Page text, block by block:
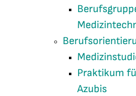
Praktikum
Azubis